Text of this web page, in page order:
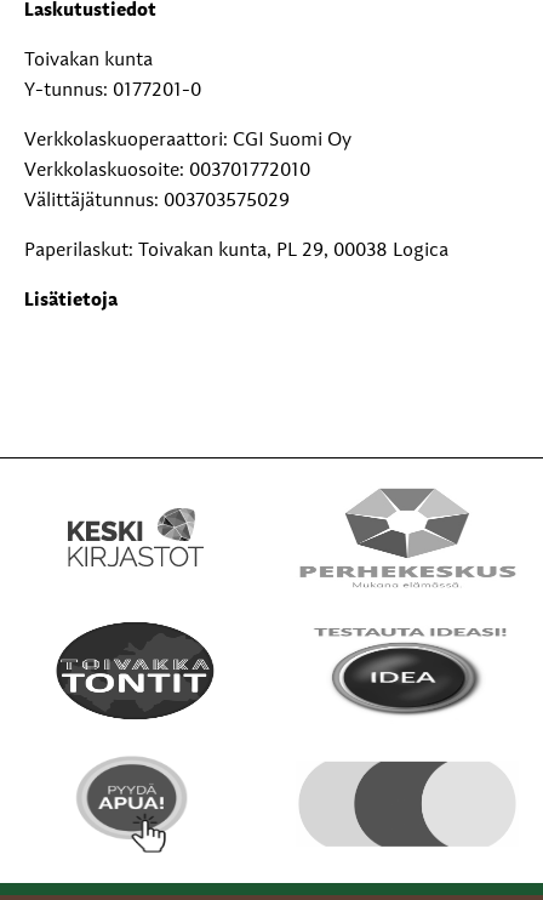
Laskutustiedot
Toivakan kunta
Y-tunnus: 0177201-0
Verkkolaskuoperaattori: CGI Suomi Oy
Verkkolaskuosoite: 003701772010
Välittäjätunnus: 003703575029
Paperilaskut: Toivakan kunta, PL 29, 00038 Logica
Lisätietoja